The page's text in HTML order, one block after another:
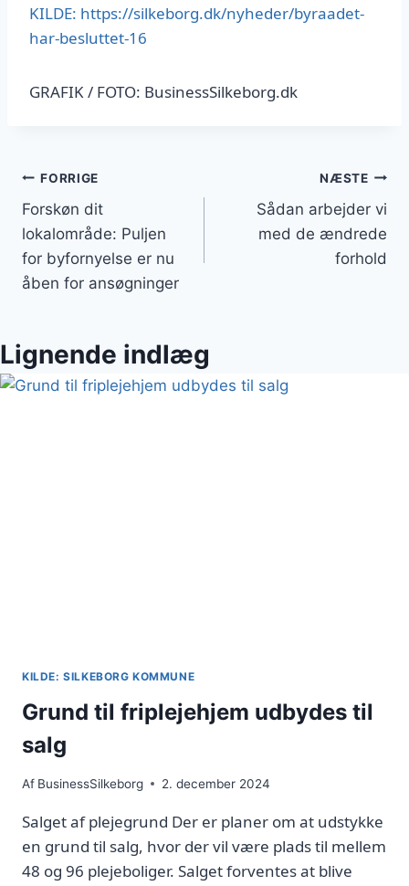
KILDE: https://silkeborg.dk/nyheder/byraadet-
har-besluttet-16
GRAFIK / FOTO: BusinessSilkeborg.dk
Indlægsnavigation
FORRIGE
Forskøn dit
lokalområde: Puljen
for byfornyelse er nu
åben for ansøgninger
NÆSTE
Sådan arbejder vi
med de ændrede
forhold
Lignende indlæg
KILDE: SILKEBORG KOMMUNE
Grund til friplejehjem udbydes til
salg
Af BusinessSilkeborg 2. december 2024
Salget af plejegrund Der er planer om at udstykke
en grund til salg, hvor der vil være plads til mellem
48 og 96 plejeboliger. Salget forventes at blive